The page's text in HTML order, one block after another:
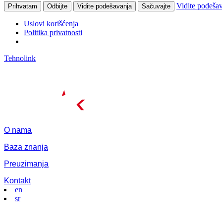
Prihvatam Odbijte Vidite podešavanja Sačuvajte Vidite
Uslovi korišćenja
Politika privatnosti
Tehnolink
O nama
Baza znanja
Preuzimanja
Kontakt
en
sr